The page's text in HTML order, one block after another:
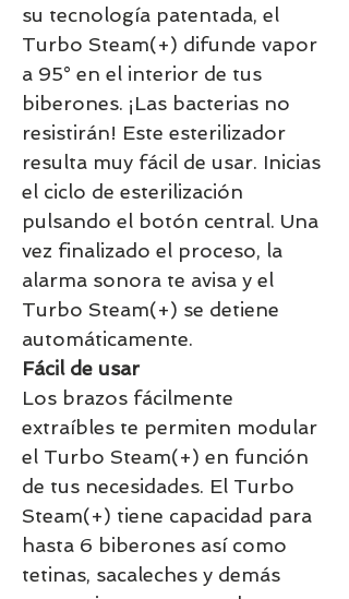
su tecnología patentada, el
Turbo Steam(+) difunde vapor
a 95° en el interior de tus
biberones. ¡Las bacterias no
resistirán! Este esterilizador
resulta muy fácil de usar. Inicias
el ciclo de esterilización
pulsando el botón central. Una
vez finalizado el proceso, la
alarma sonora te avisa y el
Turbo Steam(+) se detiene
automáticamente.
Fácil de usar
Los brazos fácilmente
extraíbles te permiten modular
el Turbo Steam(+) en función
de tus necesidades. El Turbo
Steam(+) tiene capacidad para
hasta 6 biberones así como
tetinas, sacaleches y demás